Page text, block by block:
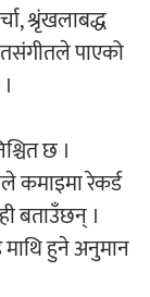
श्रृंखलाबद्ध
पाएको
छ ।
कमाइमा रेकर्ड
बताउँछन् ।
हुने अनुमान